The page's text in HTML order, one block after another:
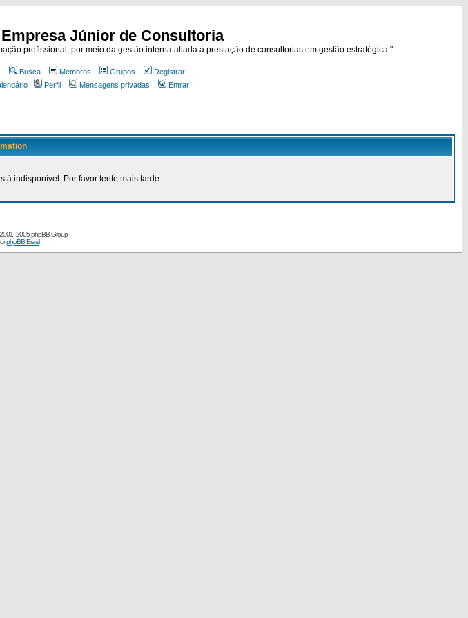
Júnior de Consultoria
profissional, por meio da gestão interna aliada à prestação de consultorias em gestão estratégica."
Busca Membros Grupos
Registrar
Perfil Mensagens privadas Entrar
indisponível. Por favor tente mais tarde.
2005 phpBB Group
phpBB Brasil